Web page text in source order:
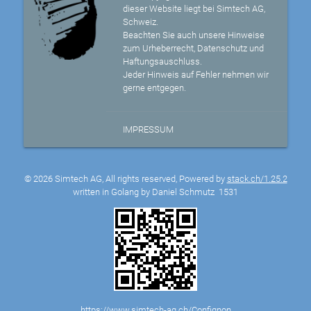
dieser Website liegt bei Simtech AG,
Schweiz.
Beachten Sie auch unsere Hinweise
zum Urheberrecht, Datenschutz und
Haftungsauschluss.
Jeder Hinweis auf Fehler nehmen wir
gerne entgegen.
IMPRESSUM
© 2026 Simtech AG, All rights reserved, Powered by stack.ch/1.25.2
written in Golang by Daniel Schmutz 1531